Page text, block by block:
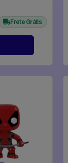
Frete Grátis